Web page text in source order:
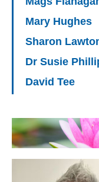
Mary Hughes
Sharon
Dr Susie
David Tee